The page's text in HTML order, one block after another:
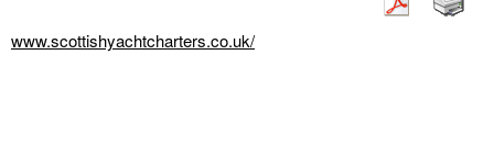
www.scottishyachtcharters.co.uk/